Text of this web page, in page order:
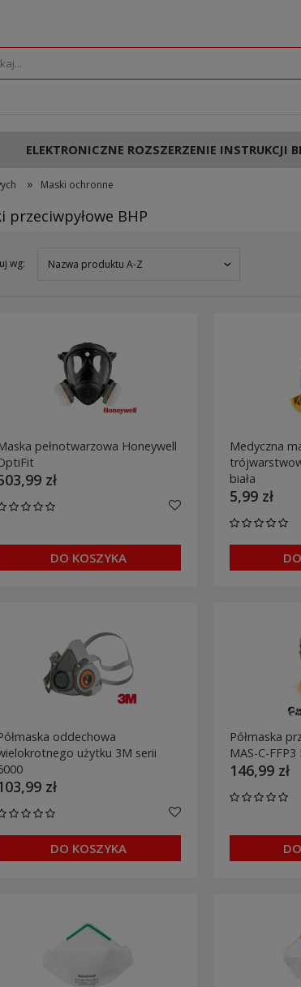
ELEKTRONICZNE ROZSZERZENIE INSTRUKCJI
» Maski ochronne
przeciwpyłowe BHP
wg: Nazwa produktu A-Z
pełnotwarzowa Honeywell
zł
DO KOSZYKA
Medyczna
biała
5,99 zł
oddechowa
użytku 3M serii
zł
DO KOSZYKA
Półmaska
146,99 zł